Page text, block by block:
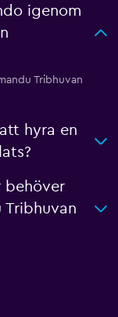
igenom
Tribhuvan
hyra en
behöver